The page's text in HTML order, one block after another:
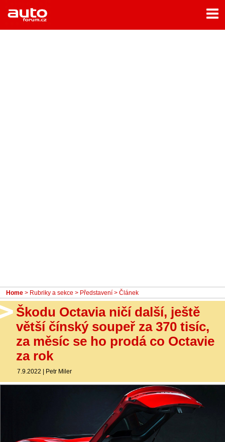
Home
Rubriky
Home > Rubriky a sekce > Představení > Článek
Škodu Octavia ničí další, ještě
větší čínský soupeř za 370 tisíc,
za měsíc se ho prodá co Octavie
za rok
7.9.2022 | Petr Miler